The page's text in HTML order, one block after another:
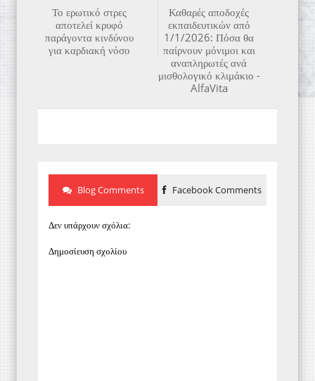
Καθαρές αποδοχές
εκπαιδευτικών από
1/1/2026: Πόσα θα
παίρνουν μόνιμοι και
αναπληρωτές ανά
μισθολογικό κλιμάκιο -
AlfaVita
Το ερωτικό στρες
αποτελεί κρυφό
παράγοντα κινδύνου
για καρδιακή νόσο
Blog Comments Facebook Comments
Δεν υπάρχουν σχόλια:
Δημοσίευση σχολίου